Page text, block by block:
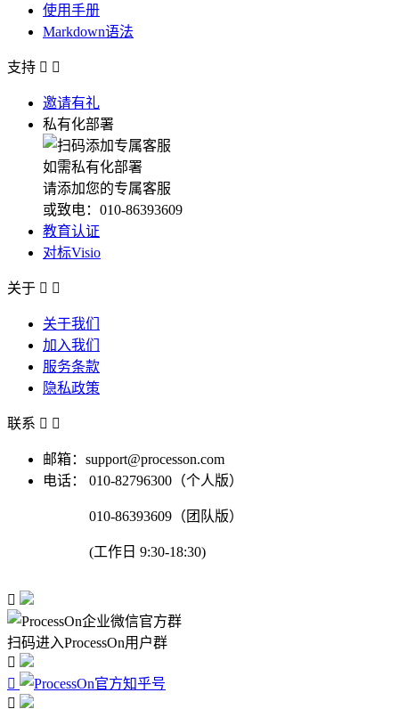
使用手册
Markdown语法
支持  
邀请有礼
私有化部署
如需私有化部署
请添加您的专属客服
或致电：010-86393609
教育认证
对标Visio
关于  
关于我们
加入我们
服务条款
隐私政策
联系  
邮箱：support@processon.com
电话：
010-82796300（个人版）
010-86393609（团队版）
(工作日 9:30-18:30)

扫码进入ProcessOn用户群


